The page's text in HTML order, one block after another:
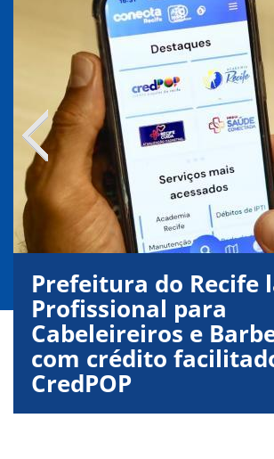
QUEM SOMOS
O QUE É A EMPREL
HISTÓRICO
VÍDEOS
ORGANOGRAMA
CONSELHOS
LOCALIZAÇÃO
GESTORES
GOVERNANÇA
NOTÍCIAS
COMPRAS
LICITAÇÕES
ATAS DE REGISTRO DE PREÇOS
REGULAMENTO INTERNO DE
CONTRATO
GESTÃO DE PESSOAS
Prefeitura do Recife
Profissional para
Cabeleireiros e
com crédito
CredPOP